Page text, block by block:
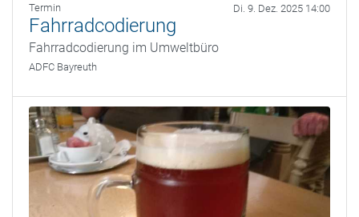
Termin Di. 9. Dez. 2025 14:00
Fahrradcodierung
Fahrradcodierung im Umweltbüro
ADFC Bayreuth